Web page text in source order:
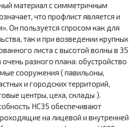
материал с симметричным
что профлист является и
Он пользуется спросом как для
так и при возведении крупных
листа с высотой волны в 35
разного плана: обустройство
сооружения ( павильоны,
и городских территорий,
центры, цеха, склады ).
НС35 обеспечивают
на лицевой и внутренней